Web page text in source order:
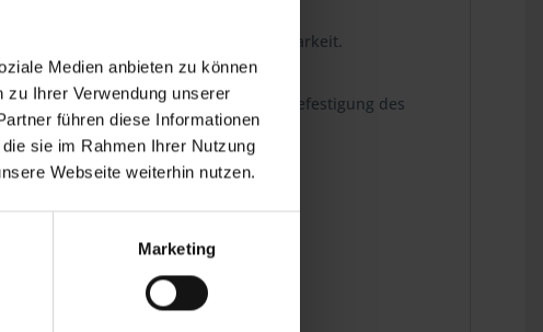
Medien anbieten zu können
zu Ihrer Verwendung unserer
führen diese Informationen
sie im Rahmen Ihrer Nutzung
Webseite weiterhin nutzen.
Marketing
Formschluss eine bessere Belastbarkeit.
zum Zusammenbau und zur Befestigung des